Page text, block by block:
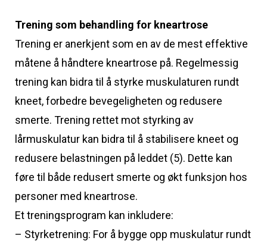
Trening som behandling for kneartrose
Trening er anerkjent som en av de mest effektive
måtene å håndtere kneartrose på. Regelmessig
trening kan bidra til å styrke muskulaturen rundt
kneet, forbedre bevegeligheten og redusere
smerte. Trening rettet mot styrking av
lårmuskulatur kan bidra til å stabilisere kneet og
redusere belastningen på leddet (5). Dette kan
føre til både redusert smerte og økt funksjon hos
personer med kneartrose.
Et treningsprogram kan inkludere:
– Styrketrening: For å bygge opp muskulatur rundt